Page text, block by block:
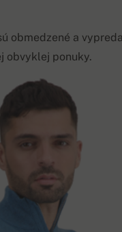
obmedzené a
obvyklej ponuky.